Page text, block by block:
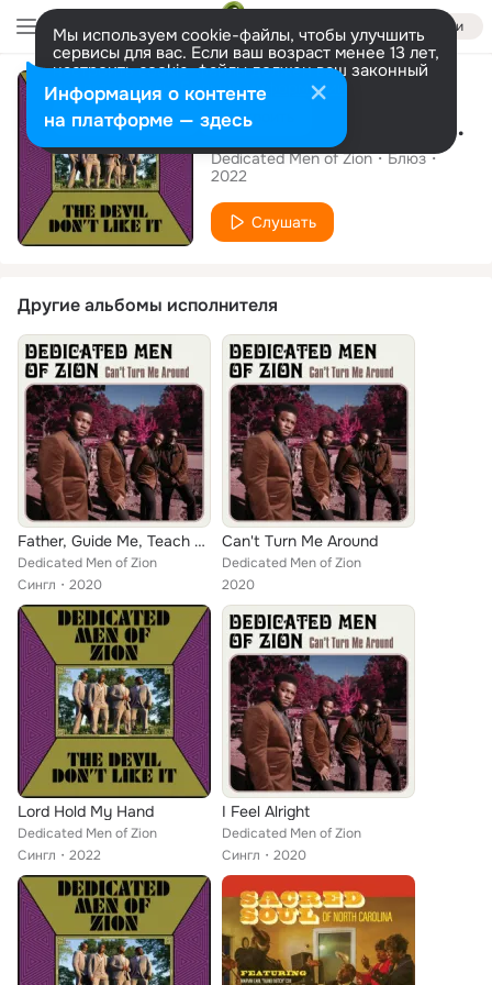
Войти
Мы используем cookie-файлы, чтобы улучшить
сервисы для вас. Если ваш возраст менее 13 лет,
настроить cookie-файлы должен ваш законный
представитель. Больше информации
Разрешить все Настроить
Альбом
The Devil Don't Like It
Dedicated Men of Zion
Блюз
2022
Слушать
Другие альбомы исполнителя
Father, Guide Me, Teach Me
Dedicated Men of Zion
Сингл
2020
Can't Turn Me Around
Dedicated Men of Zion
2020
Lord Hold My Hand
Dedicated Men of Zion
Сингл
2022
I Feel Alright
Dedicated Men of Zion
Сингл
2020
Информация о контенте
на платформе — здесь